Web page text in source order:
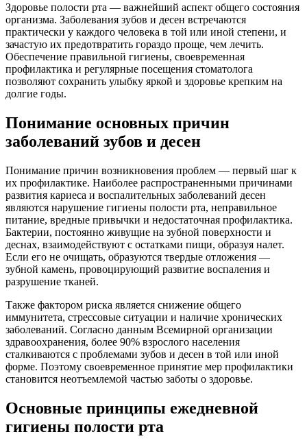
Здоровье полости рта — важнейший аспект общего состояния
организма. Заболевания зубов и десен встречаются
практически у каждого человека в той или иной степени, и
зачастую их предотвратить гораздо проще, чем лечить.
Обеспечение правильной гигиены, своевременная
профилактика и регулярные посещения стоматолога
позволяют сохранить улыбку яркой и здоровье крепким на
долгие годы.
Понимание основных причин
заболеваний зубов и десен
Понимание причин возникновения проблем — первый шаг к
их профилактике. Наиболее распространенными причинами
развития кариеса и воспалительных заболеваний десен
являются нарушение гигиены полости рта, неправильное
питание, вредные привычки и недостаточная профилактика.
Бактерии, постоянно живущие на зубной поверхности и
деснах, взаимодействуют с остатками пищи, образуя налет.
Если его не очищать, образуются твердые отложения —
зубной камень, провоцирующий развитие воспаления и
разрушение тканей.
Также фактором риска является снижение общего
иммунитета, стрессовые ситуации и наличие хронических
заболеваний. Согласно данным Всемирной организации
здравоохранения, более 90% взрослого населения
сталкиваются с проблемами зубов и десен в той или иной
форме. Поэтому своевременное принятие мер профилактики
становится неотъемлемой частью заботы о здоровье.
Основные принципы ежедневной
гигиены полости рта